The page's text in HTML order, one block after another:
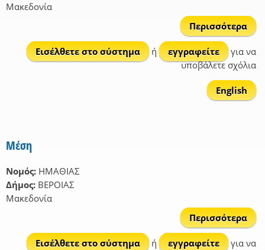
Μακεδονία
Περισσότερα
Εισέλθετε στο σύστημα
ή εγγραφείτε
για να
υποβάλετε σχόλια
English
Μέση
Νομός: ΗΜΑΘΙΑΣ
Δήμος: ΒΕΡΟΙΑΣ
Μακεδονία
Περισσότερα
Εισέλθετε στο σύστημα
ή εγγραφείτε
για να